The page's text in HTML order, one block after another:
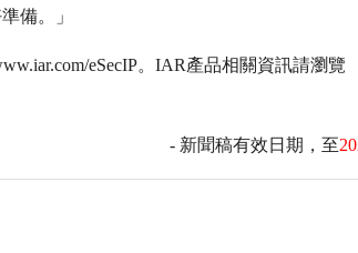
備。」
eSecIP。IAR產品相關資訊請瀏覽
- 新聞稿有效日期，至